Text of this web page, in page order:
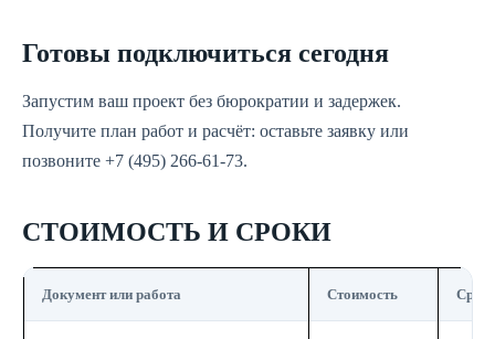
Готовы подключиться сегодня
Запустим ваш проект без бюрократии и задержек.
Получите план работ и расчёт: оставьте заявку или
позвоните +7 (495) 266-61-73.
СТОИМОСТЬ И СРОКИ
Документ или работа Стоимость Срок